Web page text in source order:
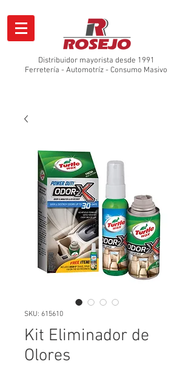
Distribuidor mayorista desde 1991
Ferretería - Automotríz - Consumo Masivo
SKU: 615610
Kit Eliminador de
Olores